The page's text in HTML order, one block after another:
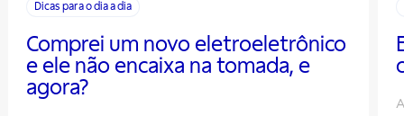
Dicas para o dia a dia
Comprei um novo eletroeletrônico
e ele não encaixa na tomada, e
agora?